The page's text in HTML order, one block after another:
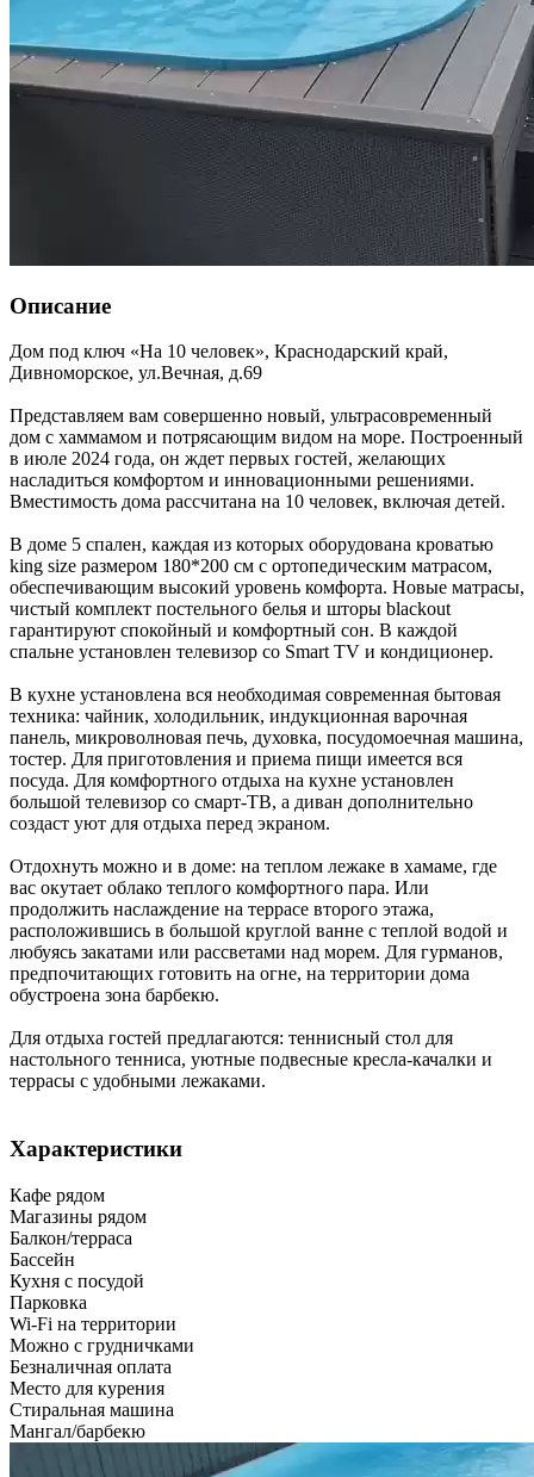
Описание
Дом под ключ «На 10 человек», Краснодарский край,
Дивноморское, ул.Вечная, д.69
Представляем вам совершенно новый, ультрасовременный
дом с хаммамом и потрясающим видом на море. Построенный
в июле 2024 года, он ждет первых гостей, желающих
насладиться комфортом и инновационными решениями.
Вместимость дома рассчитана на 10 человек, включая детей.
В доме 5 спален, каждая из которых оборудована кроватью
king size размером 180*200 см с ортопедическим матрасом,
обеспечивающим высокий уровень комфорта. Новые матрасы,
чистый комплект постельного белья и шторы blackout
гарантируют спокойный и комфортный сон. В каждой
спальне установлен телевизор со Smart TV и кондиционер.
В кухне установлена вся необходимая современная бытовая
техника: чайник, холодильник, индукционная варочная
панель, микроволновая печь, духовка, посудомоечная машина,
тостер. Для приготовления и приема пищи имеется вся
посуда. Для комфортного отдыха на кухне установлен
большой телевизор со смарт-ТВ, а диван дополнительно
создаст уют для отдыха перед экраном.
Отдохнуть можно и в доме: на теплом лежаке в хамаме, где
вас окутает облако теплого комфортного пара. Или
продолжить наслаждение на террасе второго этажа,
расположившись в большой круглой ванне с теплой водой и
любуясь закатами или рассветами над морем. Для гурманов,
предпочитающих готовить на огне, на территории дома
обустроена зона барбекю.
Для отдыха гостей предлагаются: теннисный стол для
настольного тенниса, уютные подвесные кресла-качалки и
террасы с удобными лежаками.
Характеристики
Кафе рядом
Магазины рядом
Балкон/терраса
Бассейн
Кухня с посудой
Парковка
Wi-Fi на территории
Можно с грудничками
Безналичная оплата
Место для курения
Стиральная машина
Мангал/барбекю